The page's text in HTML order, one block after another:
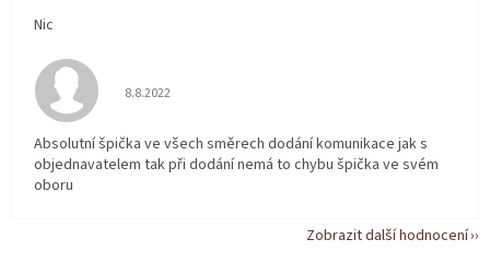
Nic
Hodnocení obchodu je 5 z 5 hvězdiček.
8.8.2022
Absolutní špička ve všech směrech dodání komunikace jak s
objednavatelem tak při dodání nemá to chybu špička ve svém
oboru
Zobrazit další hodnocení